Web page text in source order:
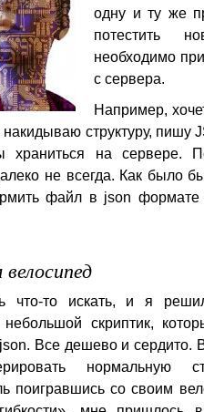
одну и ту же
потестить
необходимо
с сервера.
Например,
структуру, пишу
храниться на сервере.
не всегда. Как было
файл в json формате
что-то искать, и я
скриптик,
Все дешево и сердито.
нормальную
поигравшись со своим